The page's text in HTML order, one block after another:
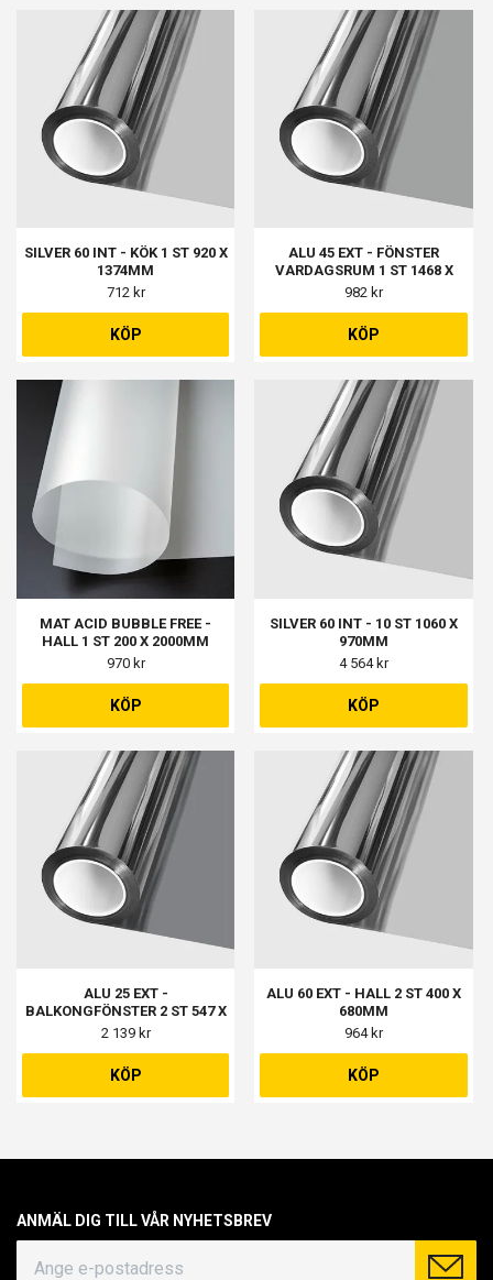
SILVER 60 INT - KÖK 1 ST 920 X
1374MM
712 kr
KÖP
ALU 45 EXT - FÖNSTER
VARDAGSRUM 1 ST 1468 X
1468MM
982 kr
KÖP
MAT ACID BUBBLE FREE -
HALL 1 ST 200 X 2000MM
970 kr
KÖP
SILVER 60 INT - 10 ST 1060 X
970MM
4 564 kr
KÖP
ALU 25 EXT -
BALKONGFÖNSTER 2 ST 547 X
1071MM, BALKONGDÖRR 1 ST
590 X 991MM
2 139 kr
KÖP
ALU 60 EXT - HALL 2 ST 400 X
680MM
964 kr
KÖP
ANMÄL DIG TILL VÅR NYHETSBREV